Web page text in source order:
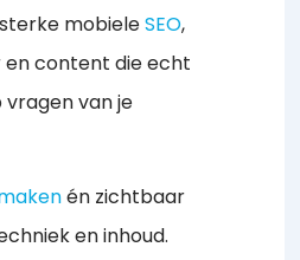
mobieleSEO,
en content die echt
van je
én zichtbaar
en inhoud.